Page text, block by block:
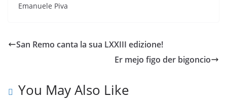
Emanuele Piva
San Remo canta la sua LXXIII edizione!
Er mejo figo der bigoncio
You May Also Like